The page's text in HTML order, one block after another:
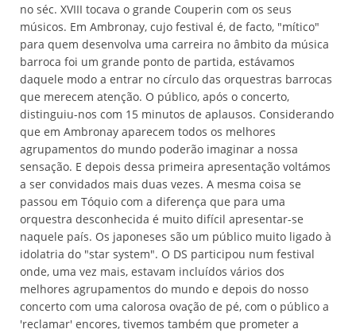
no séc. XVIII tocava o grande Couperin com os seus
músicos. Em Ambronay, cujo festival é, de facto, "mítico"
para quem desenvolva uma carreira no âmbito da música
barroca foi um grande ponto de partida, estávamos
daquele modo a entrar no círculo das orquestras barrocas
que merecem atenção. O público, após o concerto,
distinguiu-nos com 15 minutos de aplausos. Considerando
que em Ambronay aparecem todos os melhores
agrupamentos do mundo poderão imaginar a nossa
sensação. E depois dessa primeira apresentação voltámos
a ser convidados mais duas vezes. A mesma coisa se
passou em Tóquio com a diferença que para uma
orquestra desconhecida é muito difícil apresentar-se
naquele país. Os japoneses são um público muito ligado à
idolatria do "star system". O DS participou num festival
onde, uma vez mais, estavam incluídos vários dos
melhores agrupamentos do mundo e depois do nosso
concerto com uma calorosa ovação de pé, com o público a
'reclamar' encores, tivemos também que prometer a